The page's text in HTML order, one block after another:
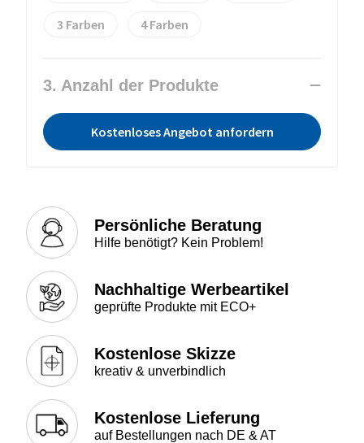
3 4
3. Anzahl der Produkte
Kostenloses Angebot anfordern
Persönliche Beratung
Hilfe benötigt? Kein Problem!
Nachhaltige Werbeartikel
geprüfte Produkte mit ECO+
Kostenlose Skizze
kreativ & unverbindlich
Kostenlose Lieferung
auf Bestellungen nach DE & AT